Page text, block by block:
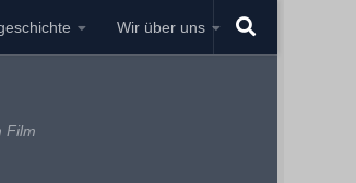
Wir über uns
Film